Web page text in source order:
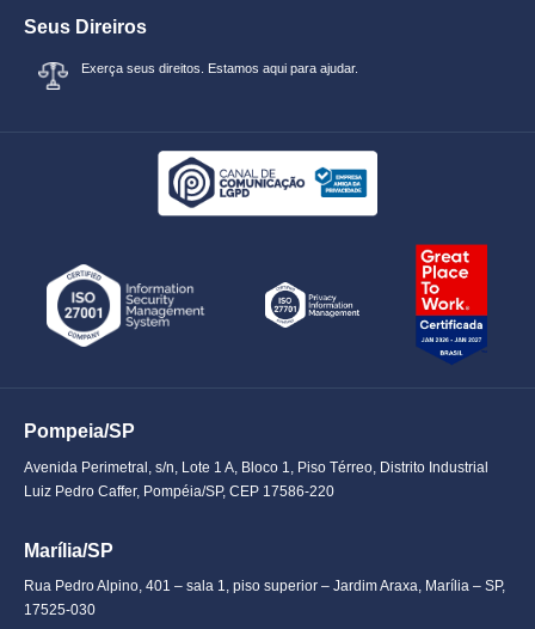
Seus Direiros
Exerça seus direitos. Estamos aqui para ajudar.
Pompeia/SP
Avenida Perimetral, s/n, Lote 1 A, Bloco 1, Piso Térreo, Distrito Industrial
Luiz Pedro Caffer, Pompéia/SP, CEP 17586-220
Marília/SP
Rua Pedro Alpino, 401 – sala 1, piso superior – Jardim Araxa, Marília – SP,
17525-030